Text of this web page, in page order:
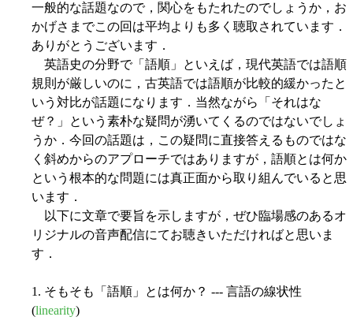
一般的な話題なので，関心をもたれたのでしょうか，お
かげさまでこの回は平均よりも多く聴取されています．
ありがとうございます．
英語史の分野で「語順」といえば，現代英語では語順
規則が厳しいのに，古英語では語順が比較的緩かったと
いう対比が話題になります．当然ながら「それはな
ぜ？」という素朴な疑問が湧いてくるのではないでしょ
うか．今回の話題は，この疑問に直接答えるものではな
く斜めからのアプローチではありますが，語順とは何か
という根本的な問題には真正面から取り組んでいると思
います．
以下に文章で要旨を示しますが，ぜひ臨場感のあるオ
リジナルの音声配信にてお聴きいただければと思いま
す．
1. そもそも「語順」とは何か？ --- 言語の線状性
(linearity)